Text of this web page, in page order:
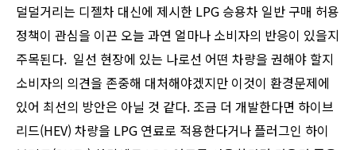
덜덜거리는 디젤차 대신에 제시한 LPG 승용차 일반 구매 허용
정책이 관심을 이끈 오늘 과연 얼마나 소비자의 반응이 있을지
주목된다. 일선 현장에 있는 나로선 어떤 차량을 권해야 할지
소비자의 의견을 존중해 대처해야겠지만 이것이 환경문제에
있어 최선의 방안은 아닐 것 같다. 조금 더 개발한다면 하이브
리드(HEV) 차량을 LPG 연료로 적용한다거나 플러그인 하이